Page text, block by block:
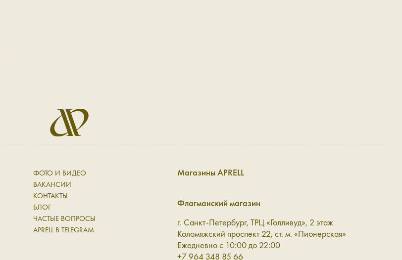
ФОТО И ВИДЕО
ВАКАНСИИ
КОНТАКТЫ
БЛОГ
ЧАСТЫЕ ВОПРОСЫ
APRELL В TELEGRAM
Магазины APRELL
Флагманский магазин
г. Санкт-Петербург, ТРЦ «Голливуд», 2 этаж
Коломяжский проспект 22, ст. м. «Пионерская»
Ежедневно с 10:00 до 22:00
+7 964 348 85 66